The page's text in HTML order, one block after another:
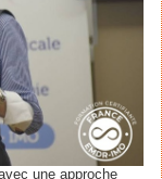
une approche